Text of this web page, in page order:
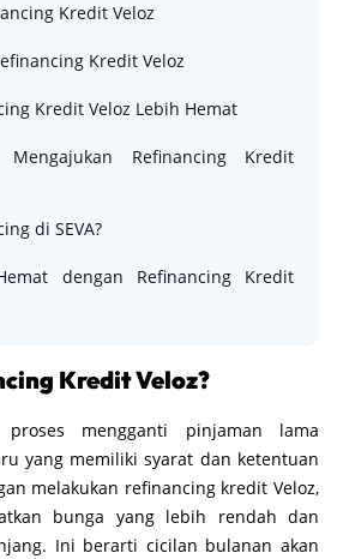
Kredit Veloz
Kredit Veloz
Kredit Veloz Lebih Hemat
Mengajukan Refinancing Kredit
di SEVA?
dengan Refinancing Kredit
Kredit Veloz?
mengganti pinjaman lama
yang memiliki syarat dan ketentuan
melakukan refinancing kredit Veloz,
bunga yang lebih rendah dan
Ini berarti cicilan bulanan akan